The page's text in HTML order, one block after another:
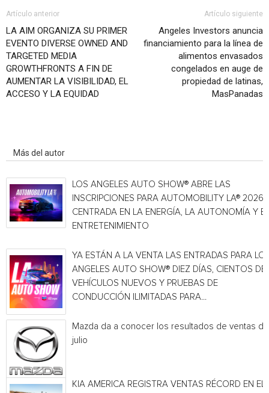
Artículo anterior
LA AIM ORGANIZA SU PRIMER
EVENTO DIVERSE OWNED AND
TARGETED MEDIA
GROWTHFRONTS A FIN DE
AUMENTAR LA VISIBILIDAD, EL
ACCESO Y LA EQUIDAD
Artículo siguiente
Angeles Investors anuncia
financiamiento para la línea de
alimentos envasados
congelados en auge de
propiedad de latinas,
MasPanadas
Más del autor
LOS ANGELES AUTO SHOW® ABRE LAS
INSCRIPCIONES PARA AUTOMOBILITY LA® 2026,
CENTRADA EN LA ENERGÍA, LA AUTONOMÍA Y EL
ENTRETENIMIENTO
YA ESTÁN A LA VENTA LAS ENTRADAS PARA
ANGELES AUTO SHOW® DIEZ DÍAS, CIENTOS DE
VEHÍCULOS NUEVOS Y PRUEBAS DE
CONDUCCIÓN ILIMITADAS PARA...
Mazda da a conocer los resultados de ventas de
julio
KIA AMERICA REGISTRA VENTAS RÉCORD EN EL